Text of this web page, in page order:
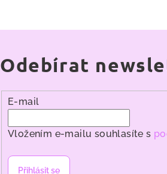
Odebírat
E-mail
Vložením e-mailu souhlasíte s
Přihlásit se